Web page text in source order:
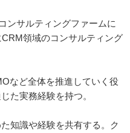
ンサルティングファームに
領域のコンサルティング
など全体を推進していく役
た実務経験を持つ。
知識や経験を共有する。ク